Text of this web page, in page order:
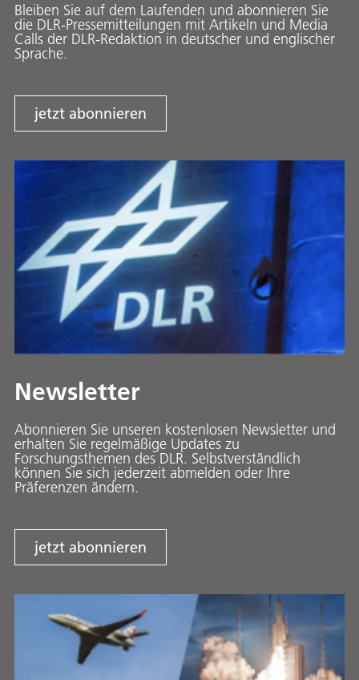
Bleiben Sie auf dem Laufenden und abonnieren Sie
die DLR-Pressemitteilungen mit Artikeln und Media
Calls der DLR-Redaktion in deutscher und englischer
Sprache.
jetzt abonnieren
Newsletter
Abonnieren Sie unseren kostenlosen Newsletter und
erhalten Sie regelmäßige Updates zu
Forschungsthemen des DLR. Selbstverständlich
können Sie sich jederzeit abmelden oder Ihre
Präferenzen ändern.
jetzt abonnieren